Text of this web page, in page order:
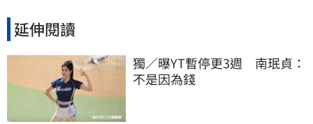
延伸閱讀
獨／曝YT暫停更3週　南珉貞：
不是因為錢